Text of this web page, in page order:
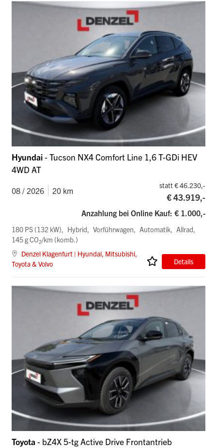
Hyundai- Tucson NX4 Comfort Line 1,6 T-GDi HEV
4WD AT
08 / 2026 20 km
statt € 46.230,-
€ 43.919,-
Anzahlung bei Online Kauf: € 1.000,-
180 PS (132 kW) Hybrid Vorführwagen Automatik
Allrad
145 g CO2/km (komb.)
Denzel Klagenfurt | Hyundai, Mitsubishi,
Toyota & Volvo
Details
Toyota - bZ4X 5-tg Active Drive Frontantrieb